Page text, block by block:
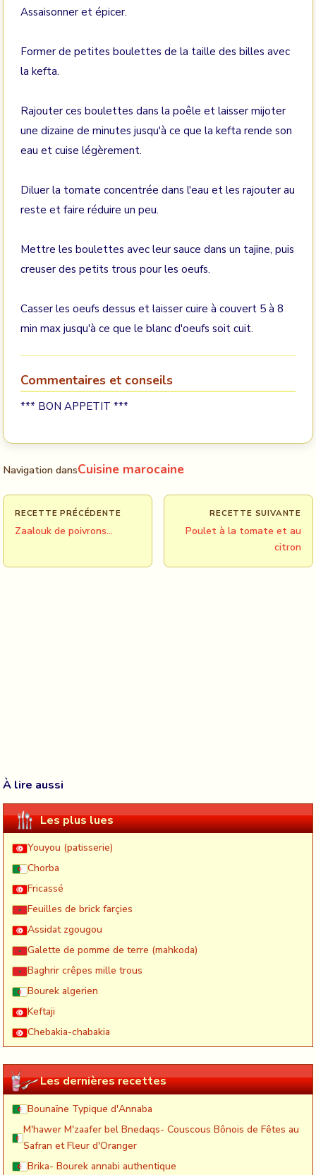
Assaisonner et épicer.
Former de petites boulettes de la taille des billes avec
la kefta.
Rajouter ces boulettes dans la poêle et laisser mijoter
une dizaine de minutes jusqu'à ce que la kefta rende son
eau et cuise légèrement.
Diluer la tomate concentrée dans l'eau et les rajouter au
reste et faire réduire un peu.
Mettre les boulettes avec leur sauce dans un tajine, puis
creuser des petits trous pour les oeufs.
Casser les oeufs dessus et laisser cuire à couvert 5 à 8
min max jusqu'à ce que le blanc d'oeufs soit cuit.
Commentaires et conseils
*** BON APPETIT ***
Navigation dansCuisine marocaine
RECETTE PRÉCÉDENTE
Zaalouk de poivrons...
RECETTE SUIVANTE
Poulet à la tomate et au
citron
À lire aussi
Les plus lues
Youyou (patisserie)
Chorba
Fricassé
Feuilles de brick farçies
Assidat zgougou
Galette de pomme de terre (mahkoda)
Baghrir crêpes mille trous
Bourek algerien
Keftaji
Chebakia-chabakia
Les dernières recettes
Bounaïne Typique d'Annaba
M'hawer M'zaafer bel Bnedaqs- Couscous Bônois de Fêtes au
Safran et Fleur d'Oranger
Brika- Bourek annabi authentique